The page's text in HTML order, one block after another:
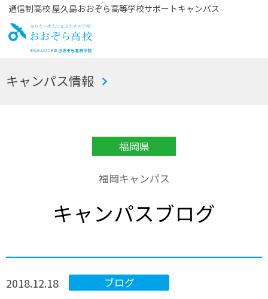
通信制高校 屋久島おおぞら高等学校サポートキャンパス
お
キャンパス情報
福岡県
福岡キャンパス
キャンパスブログ
ブログ
2018.12.18